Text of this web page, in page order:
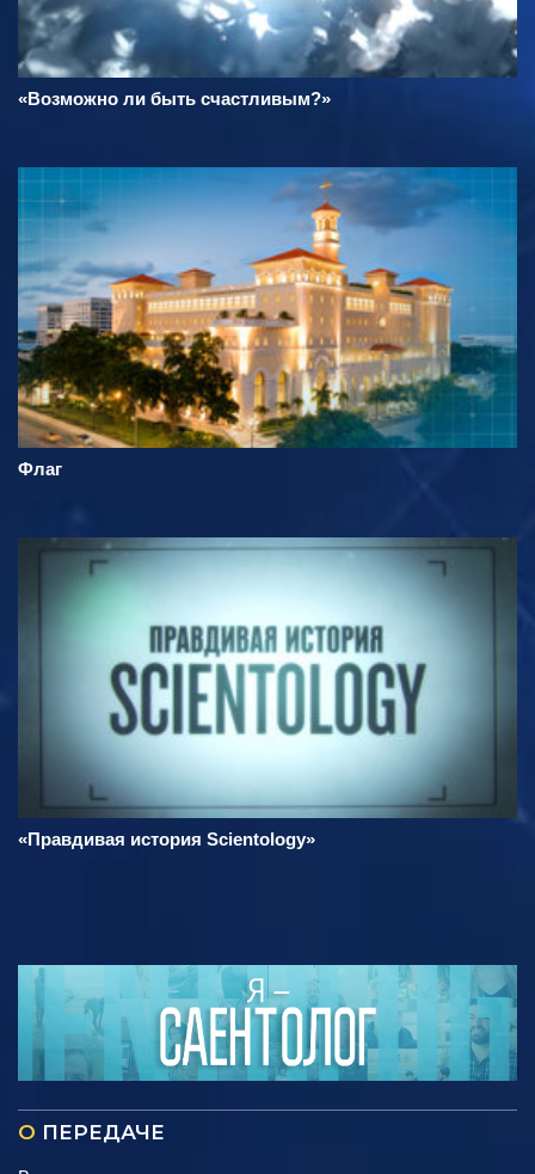
«Возможно ли быть счастливым?»
Флаг
«Правдивая история Scientology»
О ПЕРЕДАЧЕ